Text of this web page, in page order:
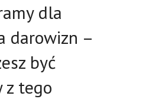
dla
darowizn –
być
z tego